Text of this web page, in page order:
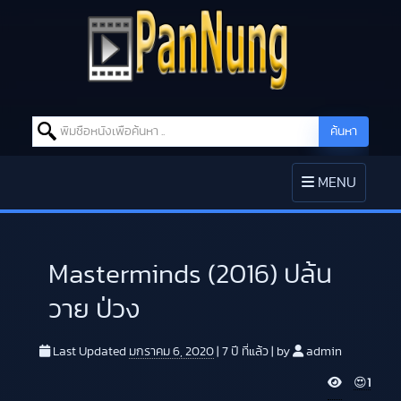
Search for: ค้นหา
TOGGLE
NAVIGATION
MENU
Masterminds (2016) ปล้น
วาย ป่วง
Last Updated มกราคม 6, 2020 7 ปี ที่แล้ว by admin
V 😍1